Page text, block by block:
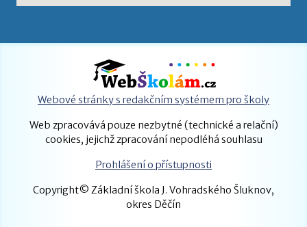
Webové stránky s redakčním systémem pro školy
Web zpracovává pouze nezbytné (technické a relační)
cookies, jejichž zpracování nepodléhá souhlasu
Prohlášení o přístupnosti
Copyright© Základní škola J. Vohradského Šluknov,
okres Děčín